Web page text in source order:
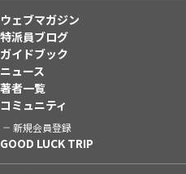
ウェブマガジン
特派員ブログ
ガイドブック
ニュース
著者一覧
コミュニティ
新規会員登録
GOOD LUCK TRIP